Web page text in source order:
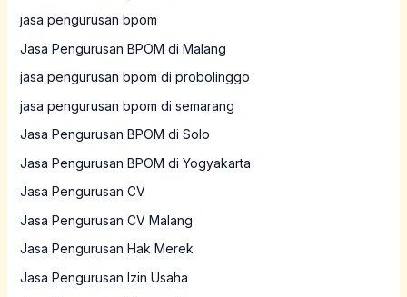
jasa pengurusan bpom
Jasa Pengurusan BPOM di Malang
jasa pengurusan bpom di probolinggo
jasa pengurusan bpom di semarang
Jasa Pengurusan BPOM di Solo
Jasa Pengurusan BPOM di Yogyakarta
Jasa Pengurusan CV
Jasa Pengurusan CV Malang
Jasa Pengurusan Hak Merek
Jasa Pengurusan Izin Usaha